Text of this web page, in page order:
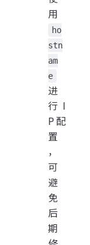
用
ho
stn
am
e
进
行I
P配
置
，
可
避
免
后
期